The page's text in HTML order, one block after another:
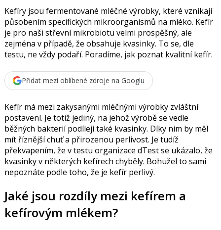
Kefíry jsou fermentované mléčné výrobky, které vznikají
působením specifických mikroorganismů na mléko. Kefír
je pro naši střevní mikrobiotu velmi prospěšný, ale
zejména v případě, že obsahuje kvasinky. To se, dle
testu, ne vždy podaří. Poradíme, jak poznat kvalitní kefír.
Přidat mezi oblíbené zdroje na Googlu
Kefír má mezi zakysanými mléčnými výrobky zvláštní
postavení. Je totiž jediný, na jehož výrobě se vedle
běžných bakterií podílejí také kvasinky. Díky nim by měl
mít říznější chuť a přirozenou perlivost. Je tudíž
překvapením, že v testu organizace dTest se ukázalo, že
kvasinky v některých kefírech chyběly. Bohužel to sami
nepoznáte podle toho, že je kefír perlivý.
Jaké jsou rozdíly mezi kefírem a
kefírovým mlékem?